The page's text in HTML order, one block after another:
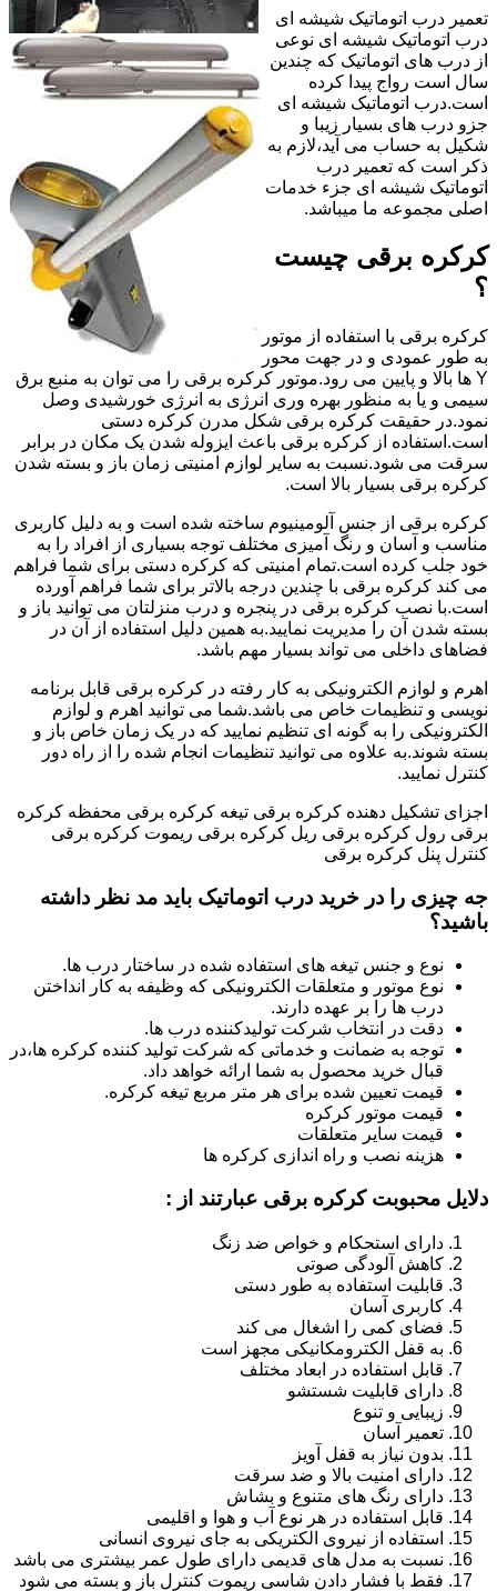
تعمیر درب اتوماتیک شیشه ای
درب اتوماتیک شیشه ای نوعی
از درب های اتوماتیک که چندین
سال است رواج پیدا کرده
است.درب اتوماتیک شیشه ای
جزو درب های بسیار زیبا و
شکیل به حساب می آید،لازم به
ذکر است که تعمیر درب
اتوماتیک شیشه ای جزء خدمات
اصلی مجموعه ما میباشد.
کرکره برقی چیست
؟
کرکره برقی با استفاده از موتور
به طور عمودی و در جهت محور
Y ها بالا و پایین می رود.موتور کرکره برقی را می توان به منبع برق
سیمی و یا به منظور بهره وری انرژی به انرژی خورشیدی وصل
نمود.در حقیقت کرکره برقی شکل مدرن کرکره دستی
است.استفاده از کرکره برقی باعث ایزوله شدن یک مکان در برابر
سرقت می شود.نسبت به سایر لوازم امنیتی زمان باز و بسته شدن
کرکره برقی بسیار بالا است.
کرکره برقی از جنس آلومینیوم ساخته شده است و به دلیل کاربری
مناسب و آسان و رنگ آمیزی مختلف توجه بسیاری از افراد را به
خود جلب کرده است.تمام امنیتی که کرکره دستی برای شما فراهم
می کند کرکره برقی با چندین درجه بالاتر برای شما فراهم آورده
است.با نصب کرکره برقی در پنجره و درب منزلتان می توانید باز و
بسته شدن آن را مدیریت نمایید.به همین دلیل استفاده از آن در
فضاهای داخلی می تواند بسیار مهم باشد.
اهرم و لوازم الکترونیکی به کار رفته در کرکره برقی قابل برنامه
نویسی و تنظیمات خاص می باشد.شما می توانید اهرم و لوازم
الکترونیکی را به گونه ای تنظیم نمایید که در یک زمان خاص باز و
بسته شوند.به علاوه می توانید تنظیمات انجام شده را از راه دور
کنترل نمایید.
اجزای تشکیل دهنده کرکره برقی تیغه کرکره برقی محفظه کرکره
برقی رول کرکره برقی ریل کرکره برقی ریموت کرکره برقی
کنترل پنل کرکره برقی
جه چیزی را در خرید درب اتوماتیک باید مد نظر داشته
باشید؟
نوع و جنس تیغه های استفاده شده در ساختار درب ها.
نوع موتور و متعلقات الکترونیکی که وظیفه به کار انداختن
درب ها را بر عهده دارند.
دقت در انتخاب شرکت تولیدکننده درب ها.
توجه به ضمانت و خدماتی که شرکت تولید کننده کرکره ها،در
قبال خرید محصول به شما ارائه خواهد داد.
قیمت تعیین شده برای هر متر مربع تیغه کرکره.
قیمت موتور کرکره
قیمت سایر متعلقات
هزینه نصب و راه اندازی کرکره ها
دلایل محبوبت کرکره برقی عبارتند از :
دارای استحکام و خواص ضد زنگ
کاهش آلودگی صوتی
قابلیت استفاده به طور دستی
کاربری آسان
فضای کمی را اشغال می کند
به قفل الکترومکانیکی مجهز است
قابل استفاده در ابعاد مختلف
دارای قابلیت شستشو
زیبایی و تنوع
تعمیر آسان
بدون نیاز به قفل آویز
دارای امنیت بالا و ضد سرقت
دارای رنگ های متنوع و بشاش
قابل استفاده در هر نوع آب و هوا و اقلیمی
استفاده از نیروی الکتریکی به جای نیروی انسانی
نسبت به مدل های قدیمی دارای طول عمر بیشتری می باشد
فقط با فشار دادن شاسی ریموت کنترل باز و بسته می شود